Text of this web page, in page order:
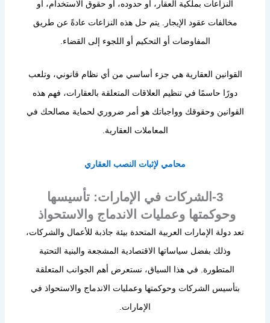
النزاعات بملكية العقار، أو حدوده، أو حقوق الاستخدام، أو
مخالفات عقود الإيجار. يتم حل هذه النزاعات عادةً عن طريق
المفاوضات أو التحكيم أو اللجوء إلى القضاء.
القوانين العقارية هي جزء أساسي من أي نظام قانوني، وتلعب
دورًا حاسمًا في تنظيم العلاقات المتعلقة بالعقارات، فهم هذه
القوانين وحقوقك وواجباتك هو أمر ضروري لحماية مصالحك في
المعاملات العقارية.
محامي لإثبات النصب العقاري
3-الشركات في الإمارات: تأسيسها
وحوكمتها وعمليات الاندماج والاستحواذ
تعد دولة الإمارات العربية المتحدة بيئة جاذبة للأعمال والشركات،
وذلك بفضل سياساتها الاقتصادية المشجعة والبنية التحتية
المتطورة. في هذا السياق، نستعرض أهم الجوانب المتعلقة
بتأسيس الشركات وحوكمتها وعمليات الاندماج والاستحواذ في
الإمارات.